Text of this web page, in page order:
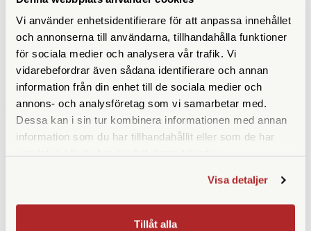
Vi använder enhetsidentifierare för att anpassa innehållet
och annonserna till användarna, tillhandahålla funktioner
för sociala medier och analysera vår trafik. Vi
vidarebefordrar även sådana identifierare och annan
information från din enhet till de sociala medier och
annons- och analysföretag som vi samarbetar med.
Dessa kan i sin tur kombinera informationen med annan
information som du har tillhandahållit eller som de har
Visa detaljer
Tillåt alla
Vikt (g) 185
Höjd (mm) 106
Bredd (mm) 88
Medföljande tillbehör Väska | Rem | Okularskydd